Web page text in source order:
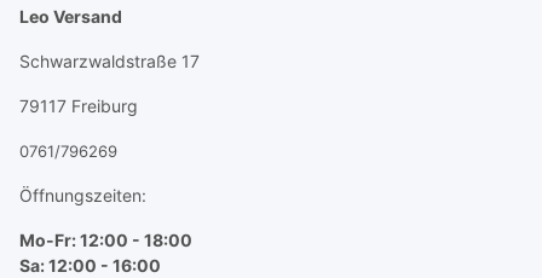
Leo Versand
Schwarzwaldstraße 17
79117 Freiburg
0761/796269
Öffnungszeiten:
Mo-Fr: 12:00 - 18:00
Sa: 12:00 - 16:00